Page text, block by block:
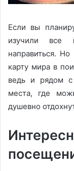
Если вы
изучили все
направиться.
карту мира в
ведь и рядом с
места, где
душевно